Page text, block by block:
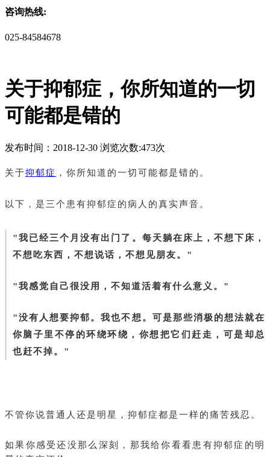
咨询热线:
025-84584678
关于抑郁症，你所知道的一切
可能都是错的
发布时间：2018-12-30 浏览次数:473次
关于抑郁症 ，你所知道的一切可能都是错的。
以下，是三个患有抑郁症的病人的真实声音。
"我已经三个月没有出门了。每天躺在床上，不想下床，
不想吃东西，不想说话，不想见朋友。"
"我感觉自己很没用，不知道活着有什么意义。"
"没有人想要抑郁。我也不想。可是那些消极的想法就在
你脑子里不停的环绕环绕，你想把它们赶走，可是却总
也赶不掉。"
不管你说普通人还是明星，抑郁症都是一样的痛苦残忍。
如果你感受还没那么深刻，那我给你看看患有抑郁症的明